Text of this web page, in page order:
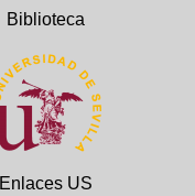
Biblioteca
Enlaces US